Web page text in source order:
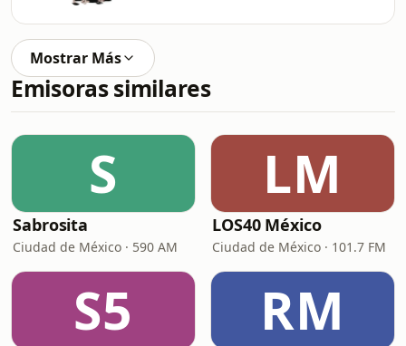
Mostrar Más
Emisoras similares
S
Sabrosita
Ciudad de México · 590 AM
LM
LOS40 México
Ciudad de México · 101.7 FM
S5 RM